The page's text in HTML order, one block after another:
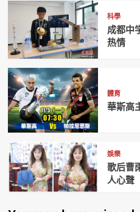
科學
成都中
热情
體育
華斯高
娛樂
歌后曹
人心聲